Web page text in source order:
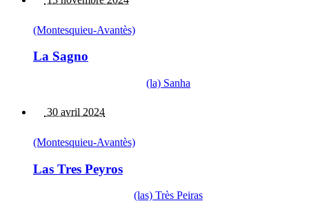
(Montesquieu-Avantès)
La Sagno
(la) Sanha
30 avril 2024
(Montesquieu-Avantès)
Las Tres Peyros
(las) Très Peiras